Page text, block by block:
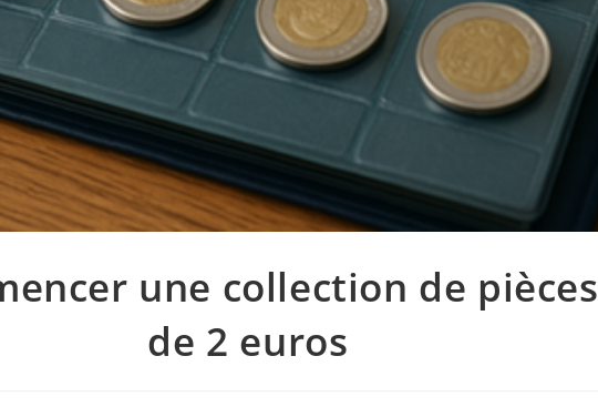
une collection de pièces
de 2 euros